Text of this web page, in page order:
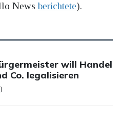
Newsberichtete).
will Handel
Co. legalisieren